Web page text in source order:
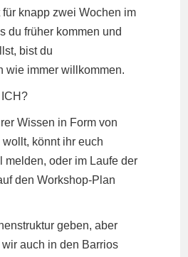
knapp zwei Wochen im
du früher kommen und
bist du
wie immer willkommen.
Wissen in Form von
könnt ihr euch
melden, oder im Laufe der
den Workshop-Plan
geben, aber
auch in den Barrios